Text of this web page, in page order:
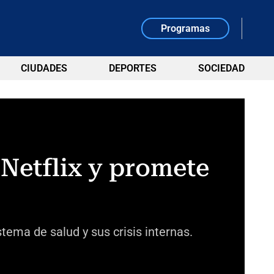
Programas
CIUDADES DEPORTES SOCIEDAD
y promete
de salud y sus crisis internas.